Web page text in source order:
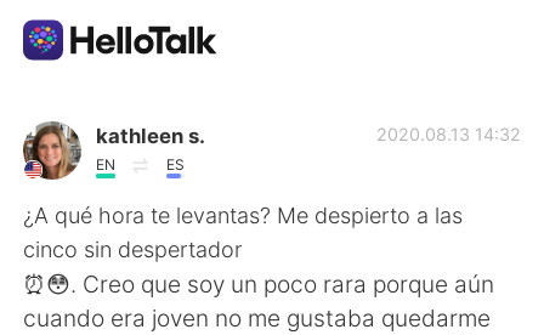
Language Exchange App
AI Grammar Checker
English
kathleen s.
EN ES
2020.08.13 14:32
¿A qué hora te levantas? Me despierto a las
cinco sin despertador
⏰😳. Creo que soy un poco rara porque aún
cuando era joven no me gustaba quedarme